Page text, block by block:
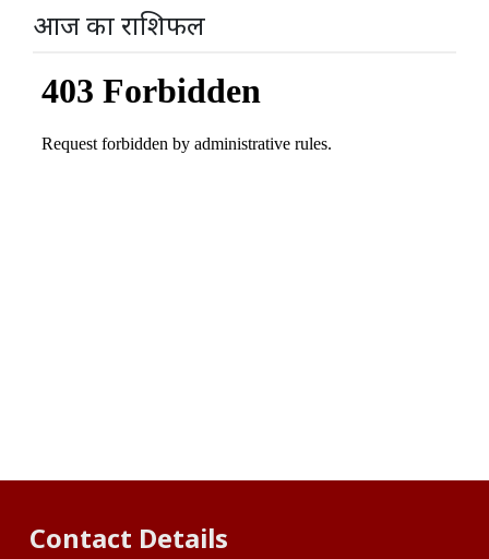
आज का राशिफल
Contact Details